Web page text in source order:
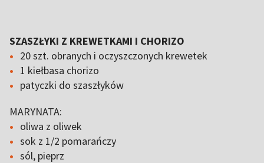
SZASZŁYKI Z KREWETKAMI I CHORIZO
20 szt. obranych i oczyszczonych krewetek
1 kiełbasa chorizo
patyczki do szaszłyków
MARYNATA:
oliwa z oliwek
sok z 1/2 pomarańczy
sól, pieprz